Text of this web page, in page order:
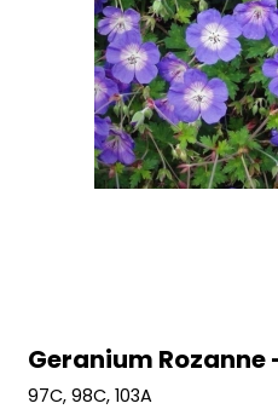
Geranium
97C, 98C, 103A